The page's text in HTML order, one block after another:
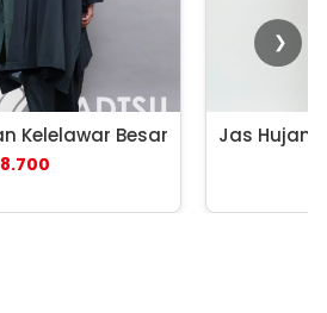
Kelelawar Besar Jas Hujan
❯